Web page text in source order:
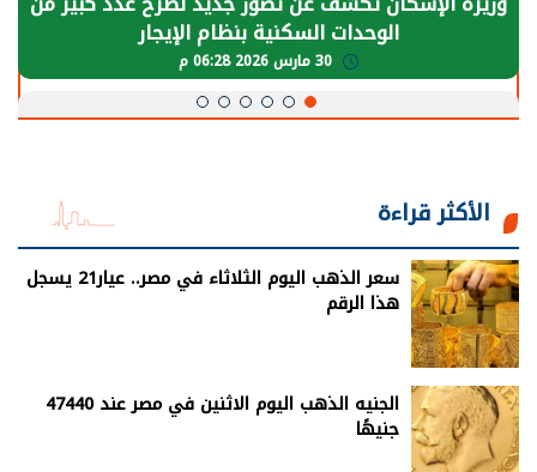
الوحدات السكنية بنظام الإيجار
الأكثر قراءة
سعر الذهب اليوم الثلاثاء في مصر.. عيار21 يسجل
هذا الرقم
الجنيه الذهب اليوم الاثنين في مصر عند 47440
جنيهًا